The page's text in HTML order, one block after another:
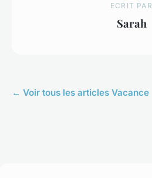
ECRIT PAR
Sarah
← Voir tous les articles Vacance